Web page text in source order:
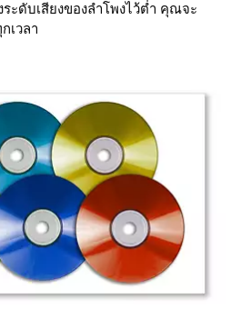
ะดับเสียงของลำโพงไว้ต่ำ คุณจะ
เวลา